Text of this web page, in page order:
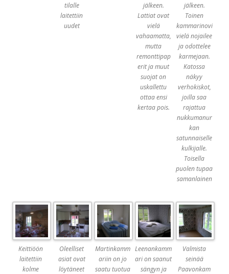
tilalle
laitettiin
uudet
jälkeen.
Lattiat ovat
vielä
vahaamatta,
mutta
remonttipap
erit ja muut
suojat on
uskallettu
ottaa ensi
kertaa pois.
jälkeen.
Toinen
kammarinovi
vielä nojailee
ja odottelee
karmejaan.
Katossa
näkyy
verhokiskot,
joilla saa
rajattua
nukkumanur
kan
satunnaiselle
kulkijalle.
Toisella
puolen tupaa
samanlainen
Keittiöön
laitettiin
kolme
Oleelliset
asiat ovat
löytäneet
Martinkamm
ariin on jo
saatu tuotua
Leenankamm
ari on saanut
sängyn ja
Valmista
seinää
Paavonkam